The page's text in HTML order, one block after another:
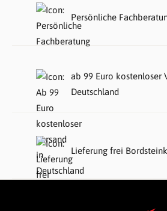
Persönliche
ab 99 Euro kostenloser
Deutschland
Lieferung frei